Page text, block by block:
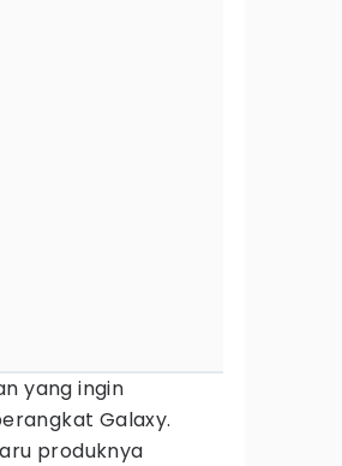
yang ingin
Galaxy.
produknya